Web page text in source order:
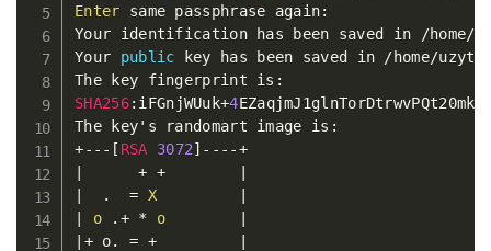
Enter same passphrase again:
Your identification has been saved in
/home/
Your public key has been saved in /home/
The key fingerprint is :
SHA256: iFGnjWUuk+4
The key's randomart image is :
+-- - [ RSA 3072] -- --+
+ +
. = X
o . + * o
+ o. = +